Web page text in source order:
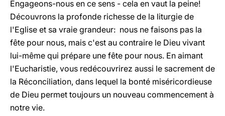
Engageons-nous en ce sens - cela en vaut la peine!
Découvrons la profonde richesse de la liturgie de
l'Eglise et sa vraie grandeur: nous ne faisons pas la
fête pour nous, mais c'est au contraire le Dieu vivant
lui-même qui prépare une fête pour nous. En aimant
l'Eucharistie, vous redécouvrirez aussi le sacrement de
la Réconciliation, dans lequel la bonté miséricordieuse
de Dieu permet toujours un nouveau commencement à
notre vie.